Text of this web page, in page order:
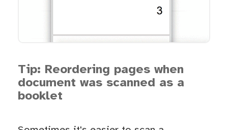
Tip: Reordering pages when
document was scanned as a
booklet